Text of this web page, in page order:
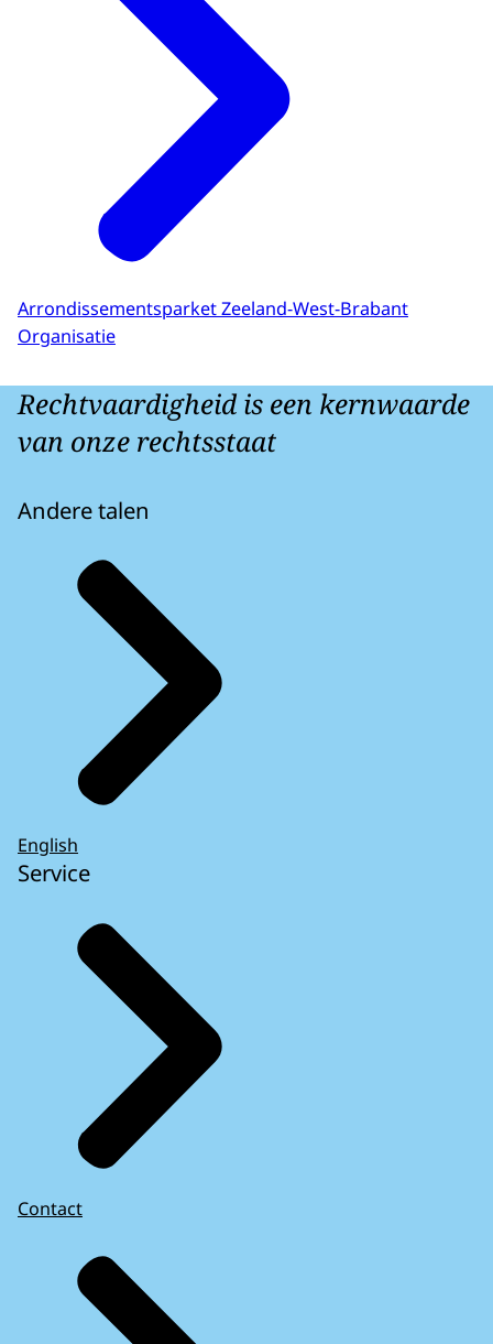
Arrondissementsparket Zeeland-West-Brabant
Organisatie
Rechtvaardigheid is een kernwaarde
van onze rechtsstaat
Andere talen
English
Service
Contact